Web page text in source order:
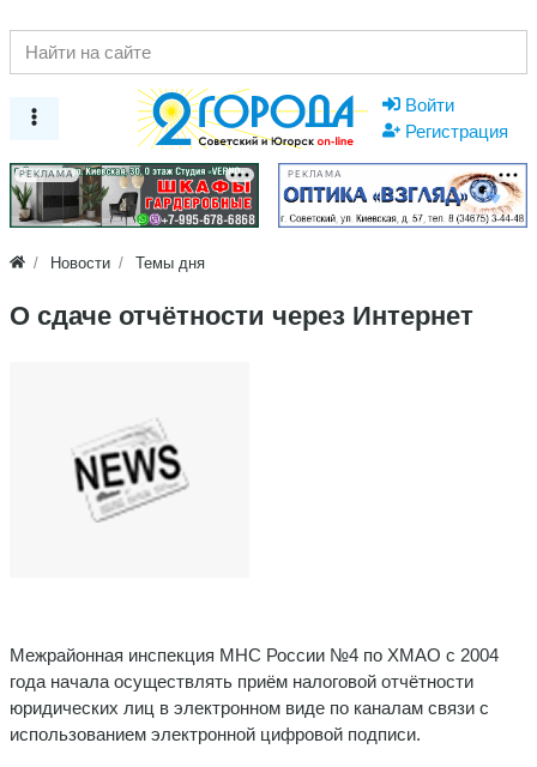
Войти
Регистрация
РЕКЛАМА РЕКЛАМА
Новости Темы дня
О сдаче отчётности через Интернет
Межрайонная инспекция МНС России №4 по ХМАО с 2004
года начала осуществлять приём налоговой отчётно­сти
юридических лиц в электронном виде по каналам свя­зи с
использованием электронной цифровой подписи.